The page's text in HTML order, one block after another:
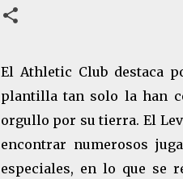
El Athletic Club destaca
plantilla tan solo la han
orgullo por su tierra. El
encontrar numerosos
especiales, en lo que se